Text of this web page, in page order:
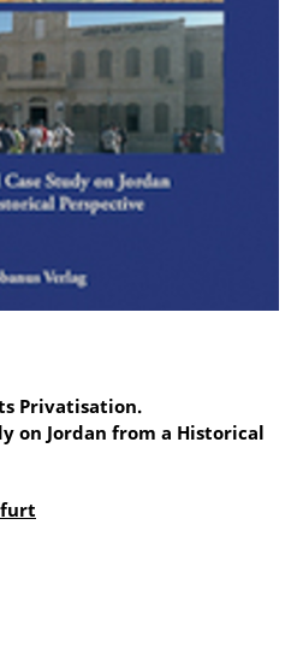
Privatisation.
on Jordan from a Historical